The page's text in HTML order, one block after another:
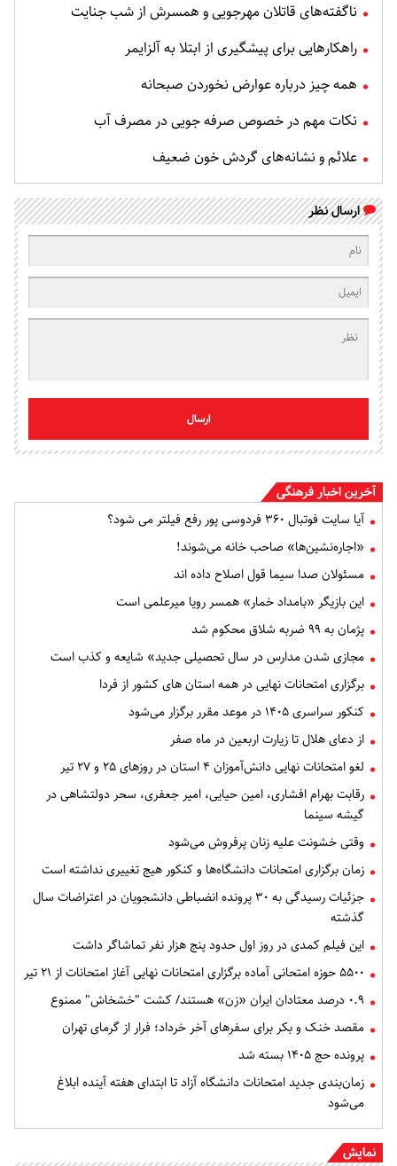
ناگفته‌های قاتلان مهرجویی و همسرش از شب جنایت
راهکارهایی برای پیشگیری از ابتلا به آلزایمر
همه چیز درباره عوارض نخوردن صبحانه
نکات مهم در خصوص صرفه جویی در مصرف آب
علائم و نشانه‌های گردش خون ضعیف
ارسال نظر
ارسال
آخرین اخبار فرهنگی
آیا سایت فوتبال ۳۶۰ فردوسی پور رفع فیلتر می شود؟
«اجاره‌نشین‌ها» صاحب خانه می‌شوند!
مسئولان صدا سیما قول اصلاح داده اند
این بازیگر «بامداد خمار» همسر رویا میرعلمی است
پژمان به ۹۹ ضربه شلاق محکوم شد
مجازی شدن مدارس در سال تحصیلی جدید» شایعه و کذب است
برگزاری امتحانات نهایی در همه استان های کشور از فردا
کنکور سراسری ۱۴۰۵ در موعد مقرر برگزار می‌شود
از دعای هلال تا زیارت اربعین در ماه صفر
لغو امتحانات نهایی دانش‌آموزان ۴ استان در روزهای ۲۵ و ۲۷ تیر
رقابت بهرام افشاری، امین حیایی، امیر جعفری، سحر دولتشاهی در
گیشه سینما
وقتی خشونت علیه زنان پرفروش می‌شود
زمان برگزاری امتحانات دانشگاه‌ها و کنکور هیج تغییری نداشته است
جزئیات رسیدگی به ۳۰ پرونده انضباطی دانشجویان در اعتراضات سال
گذشته
این فیلم کمدی در روز اول حدود پنج هزار نفر تماشاگر داشت
۵۵۰۰ حوزه امتحانی آماده برگزاری امتحانات نهایی آغاز امتحانات از ۲۱ تیر
۰.۹ درصد معتادان ایران «زن» هستند/ کشت "خشخاش" ممنوع
مقصد خنک و بکر برای سفرهای آخر خرداد؛ فرار از گرمای تهران
پرونده حج ۱۴۰۵ بسته شد
زمان‌بندی جدید امتحانات دانشگاه آزاد تا ابتدای هفته آینده ابلاغ
می‌شود
نمایش